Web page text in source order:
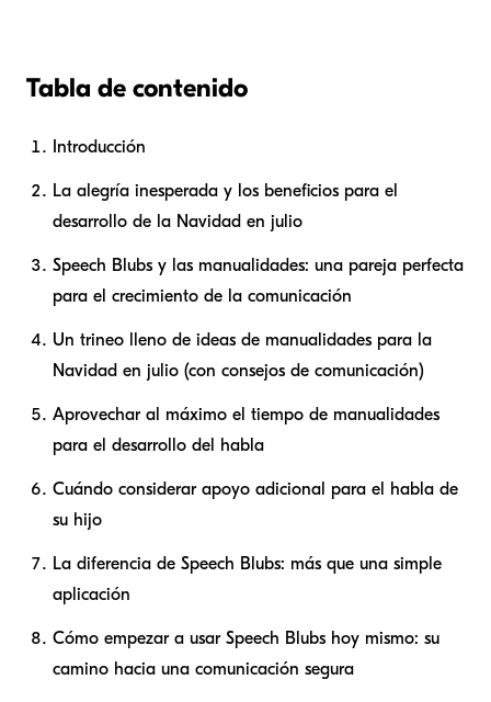
Tabla de contenido
Introducción
La alegría inesperada y los beneficios para el
desarrollo de la Navidad en julio
Speech Blubs y las manualidades: una pareja perfecta
para el crecimiento de la comunicación
Un trineo lleno de ideas de manualidades para la
Navidad en julio (con consejos de comunicación)
Aprovechar al máximo el tiempo de manualidades
para el desarrollo del habla
Cuándo considerar apoyo adicional para el habla de
su hijo
La diferencia de Speech Blubs: más que una simple
aplicación
Cómo empezar a usar Speech Blubs hoy mismo: su
camino hacia una comunicación segura